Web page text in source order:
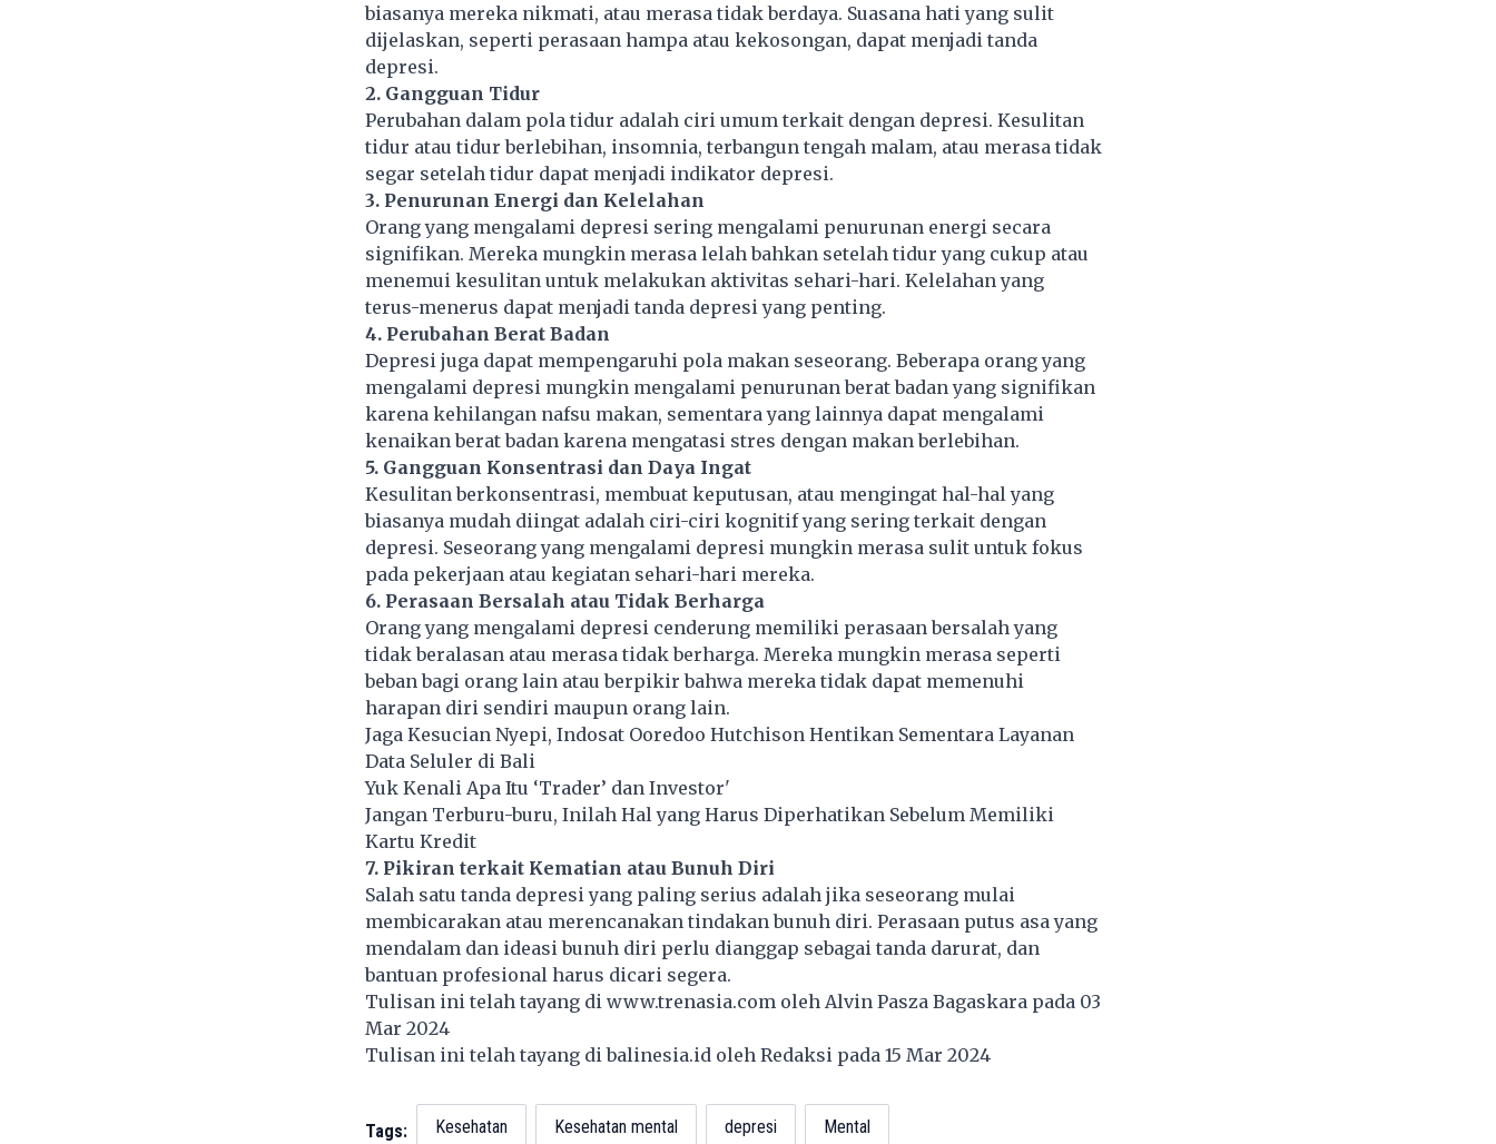
biasanya mereka nikmati, atau merasa tidak berdaya. Suasana hati yang sulit
dijelaskan, seperti perasaan hampa atau kekosongan, dapat menjadi tanda
depresi.
2. Gangguan Tidur
Perubahan dalam pola tidur adalah ciri umum terkait dengan depresi. Kesulitan
tidur atau tidur berlebihan, insomnia, terbangun tengah malam, atau merasa tidak
segar setelah tidur dapat menjadi indikator depresi.
3. Penurunan Energi dan Kelelahan
Orang yang mengalami depresi sering mengalami penurunan energi secara
signifikan. Mereka mungkin merasa lelah bahkan setelah tidur yang cukup atau
menemui kesulitan untuk melakukan aktivitas sehari-hari. Kelelahan yang
terus-menerus dapat menjadi tanda depresi yang penting.
4. Perubahan Berat Badan
Depresi juga dapat mempengaruhi pola makan seseorang. Beberapa orang yang
mengalami depresi mungkin mengalami penurunan berat badan yang signifikan
karena kehilangan nafsu makan, sementara yang lainnya dapat mengalami
kenaikan berat badan karena mengatasi stres dengan makan berlebihan.
5. Gangguan Konsentrasi dan Daya Ingat
Kesulitan berkonsentrasi, membuat keputusan, atau mengingat hal-hal yang
biasanya mudah diingat adalah ciri-ciri kognitif yang sering terkait dengan
depresi. Seseorang yang mengalami depresi mungkin merasa sulit untuk fokus
pada pekerjaan atau kegiatan sehari-hari mereka.
6. Perasaan Bersalah atau Tidak Berharga
Orang yang mengalami depresi cenderung memiliki perasaan bersalah yang
tidak beralasan atau merasa tidak berharga. Mereka mungkin merasa seperti
beban bagi orang lain atau berpikir bahwa mereka tidak dapat memenuhi
harapan diri sendiri maupun orang lain.
Jaga Kesucian Nyepi, Indosat Ooredoo Hutchison Hentikan Sementara Layanan
Data Seluler di Bali
Yuk Kenali Apa Itu ‘Trader’ dan Investor'
Jangan Terburu-buru, Inilah Hal yang Harus Diperhatikan Sebelum Memiliki
Kartu Kredit
7. Pikiran terkait Kematian atau Bunuh Diri
Salah satu tanda depresi yang paling serius adalah jika seseorang mulai
membicarakan atau merencanakan tindakan bunuh diri. Perasaan putus asa yang
mendalam dan ideasi bunuh diri perlu dianggap sebagai tanda darurat, dan
bantuan profesional harus dicari segera.
Tulisan ini telah tayang di www.trenasia.comoleh Alvin Pasza Bagaskara pada 03
Mar 2024
Tulisan ini telah tayang dibalinesia.idoleh Redaksi pada 15 Mar 2024
Tags: Kesehatan Kesehatan mental depresi Mental